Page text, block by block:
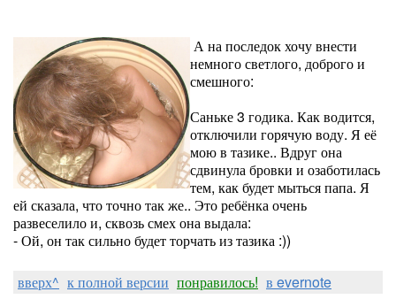
А на последок хочу внести
немного светлого, доброго и
смешного:
Саньке 3 годика. Как водится,
отключили горячую воду. Я её
мою в тазике.. Вдруг она
сдвинула бровки и озаботилась
тем, как будет мыться папа. Я
ей сказала, что точно так же.. Это ребёнка очень
развеселило и, сквозь смех она выдала:
- Ой, он так сильно будет торчать из тазика :))
вверх^ к полной версии понравилось! в evernote